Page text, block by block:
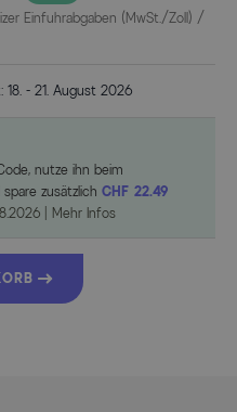
Einfuhrabgaben (MwSt./Zoll) /
18. - 21. August 2026
nutze ihn beim
zusätzlich CHF 22.49
Mehr Infos